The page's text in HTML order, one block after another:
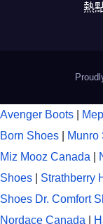
熱
Avenger Boots
Born Shoes
Munro
Miz Mooz Canada
Shoes
Strathberry
Shoes Dr. Comfort
Nordace Canada